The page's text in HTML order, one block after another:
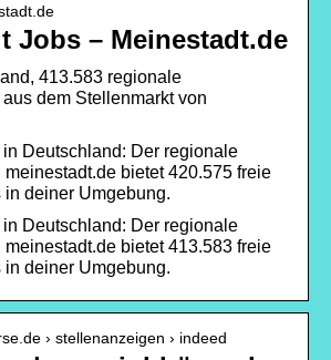
Jobs – Meinestadt.de
413.583 regionale
dem Stellenmarkt von
Deutschland: Der regionale
bietet 420.575 freie
deiner Umgebung.
Deutschland: Der regionale
bietet 413.583 freie
deiner Umgebung.
› stellenanzeigen › indeed